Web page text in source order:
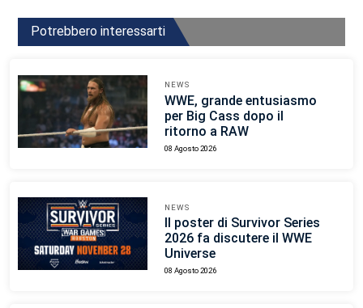
Potrebbero interessarti
NEWS
WWE, grande entusiasmo
per Big Cass dopo il
ritorno a RAW
08 Agosto 2026
NEWS
Il poster di Survivor Series
2026 fa discutere il WWE
Universe
08 Agosto 2026